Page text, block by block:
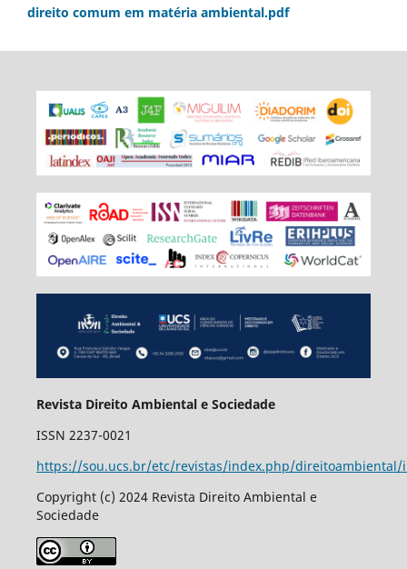
direito comum em matéria ambiental.pdf
Revista Direito Ambiental e Sociedade
ISSN 2237-0021
https://sou.ucs.br/etc/revistas/index.php/direitoambiental/
Copyright (c) 2024 Revista Direito Ambiental e
Sociedade